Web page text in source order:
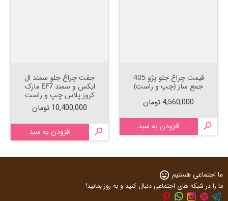
قیمت چراغ جلو پژو 405
جمع ساز (چپ و راست)
قیمت
4,560,000 تومان
 افزودن به سبد
جفت چراغ جلو سمند ال
ایکس و سمند EF7 مارک
کروز پلاس چپ و راست
قیمت
10,400,000 تومان
 افزودن به سبد
ما اجتماعی هستیم sentiment_very_satisfied
ما را در شبکه های اجتماعی دنبال کنید و به روز بمانید!